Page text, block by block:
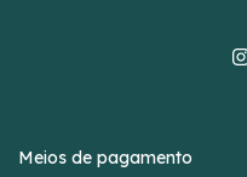
Meios de pagamento